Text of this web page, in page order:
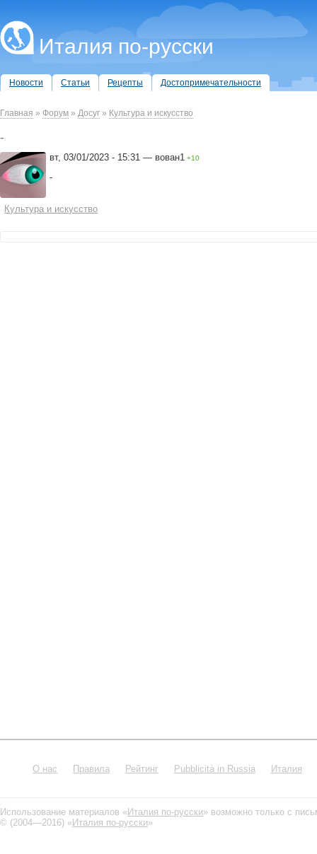
Италия по-русски
Новости Статьи Рецепты Достопримечательности
Главная » Форум » Досуг » Культура и искусство
-
вт, 03/01/2023 - 15:31 — вован1 +10
-
Культура и искусство
О нас Правила Рейтинг Pubblicità in Russia Италия
Использование материалов «Италия по-русски» возможно только с
© (2004—2016) «Италия по-русски»